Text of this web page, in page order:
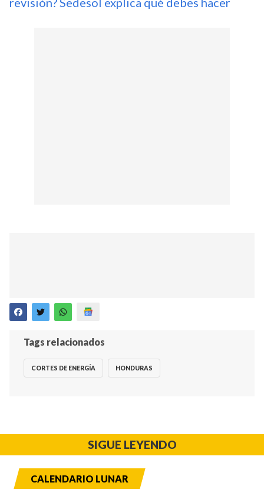
Tags relacionados
CORTES DE ENERGÍA HONDURAS
SIGUE LEYENDO
CALENDARIO LUNAR